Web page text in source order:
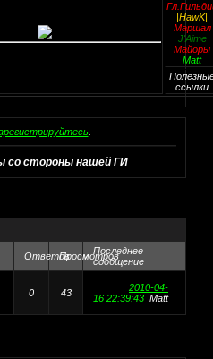
|HawK|
Маршал
J'Aime
Майоры
Matt
ссылки
со стороны нашей ГИ
ОтветовПросмотровПоследнее
сообщение
0 43
2010-04-
16 22:39:43 Matt